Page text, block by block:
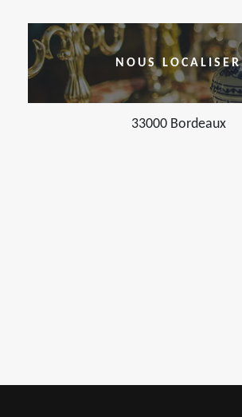
NOUS LOCALISER
33000 Bordeaux